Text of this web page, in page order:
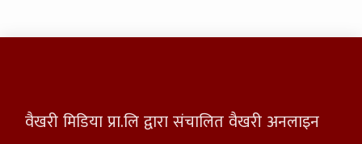
वैखरी मिडिया प्रा.लि द्वारा संचालित वैखरी अनलाइन